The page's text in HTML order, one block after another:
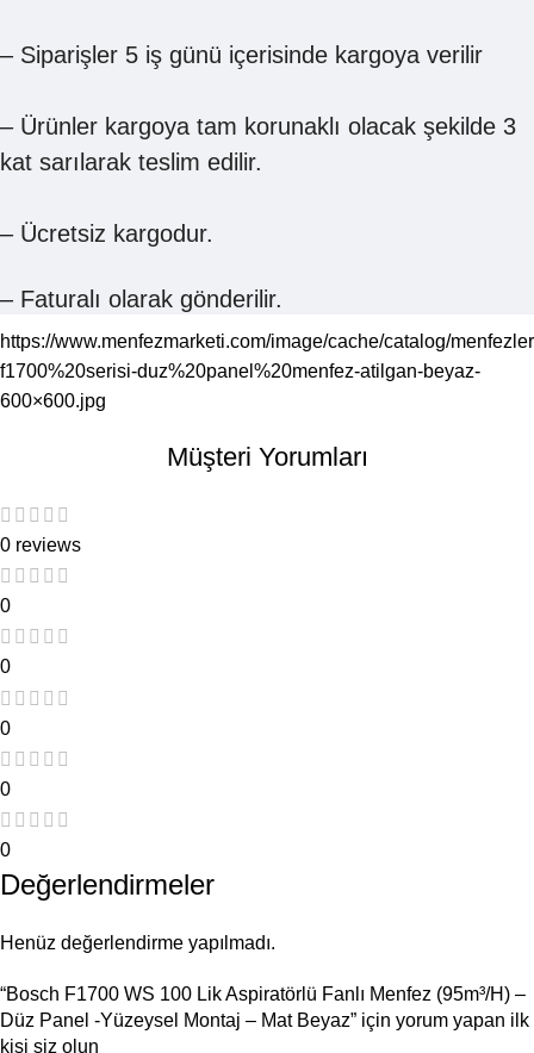
– Siparişler 5 iş günü içerisinde kargoya verilir
– Ürünler kargoya tam korunaklı olacak şekilde 3
kat sarılarak teslim edilir.
– Ücretsiz kargodur.
– Faturalı olarak gönderilir.
https://www.menfezmarketi.com/image/cache/catalog/
f1700%20serisi-duz%20panel%20menfez-atilgan-beyaz-
600×600.jpg
Müşteri Yorumları
0 reviews
0
0
0
0
0
Değerlendirmeler
Henüz değerlendirme yapılmadı.
“Bosch F1700 WS 100 Lik Aspiratörlü Fanlı Menfez (95m³/H) –
Düz Panel -Yüzeysel Montaj – Mat Beyaz” için yorum yapan ilk
kişi siz olun